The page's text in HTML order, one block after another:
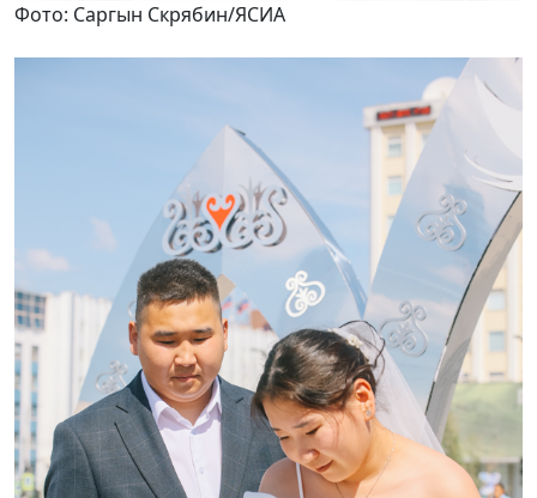
Фото: Саргын Скрябин/ЯСИА